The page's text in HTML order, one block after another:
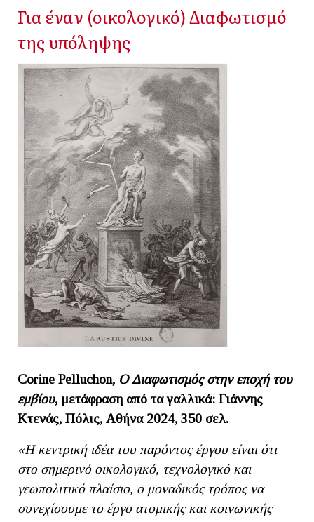
Για έναν (οικολογικό) Διαφωτισμό
της υπόληψης
Corine Pelluchon, O Διαφωτισμός στην εποχή του
εμβίου, μετάφραση από τα γαλλικά: Γιάννης
Κτενάς, Πόλις, Αθήνα 2024, 350 σελ.
«Η κεντρική ιδέα του παρόντος έργου είναι ότι
στο σημερινό οικολογικό, τεχνολογικό και
γεωπολιτικό πλαίσιο, ο μοναδικός τρόπος να
συνεχίσουμε το έργο ατομικής και κοινωνικής